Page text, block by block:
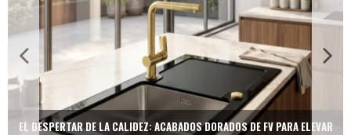
EL DESPERTAR DE LA CALIDEZ: ACABADOS DORADOS DE FV PARA ELEVAR